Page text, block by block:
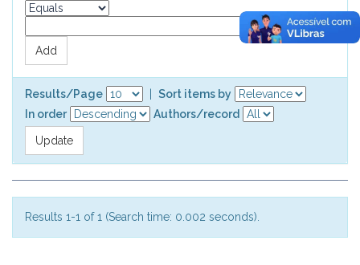
Results/Page
Sort items by
In order
Authors/record
Results 1-1 of 1 (Search time: 0.002 seconds).